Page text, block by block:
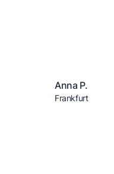
Anna P.
Frankfurt